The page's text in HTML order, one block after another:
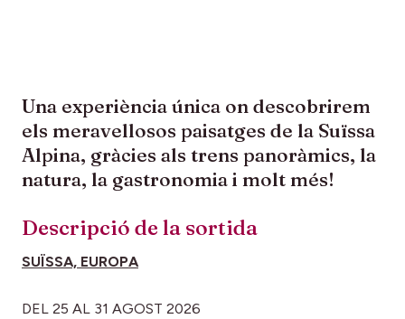
Una experiència única on descobrirem
els meravellosos paisatges de la Suïssa
Alpina, gràcies als trens panoràmics, la
natura, la gastronomia i molt més!
Descripció de la sortida
SUÏSSA, EUROPA
DEL 25 AL 31 AGOST 2026